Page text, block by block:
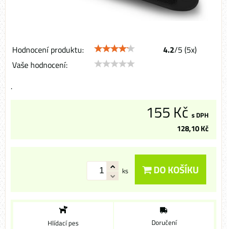
Hodnocení produktu: 4.2/5 (5x)
Vaše hodnocení:
.
155 Kč s DPH
128,10 Kč
ks DO KOŠÍKU
Hlídací pes Doručení